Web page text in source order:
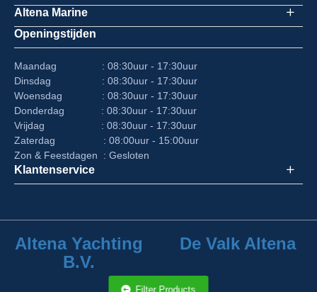
Altena Marine
Openingstijden
Maandag : 08:30uur - 17:30uur
Dinsdag : 08:30uur - 17:30uur
Woensdag : 08:30uur - 17:30uur
Donderdag : 08:30uur - 17:30uur
Vrijdag : 08:30uur - 17:30uur
Zaterdag : 08:00uur - 15:00uur
Zon & Feestdagen : Gesloten
Klantenservice
Altena Yachting
B.V.
De Valk Altena
Filter Products